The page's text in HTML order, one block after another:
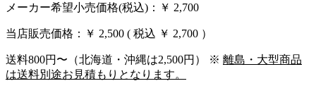
メーカー希望小売価格(税込)：￥ 2,700
当店販売価格： ￥ 2,500 ( 税込 ￥ 2,700 ）
送料800円〜（北海道・沖縄は2,500円） ※ 離島・大型商品
は送料別途お見積もりとなります。